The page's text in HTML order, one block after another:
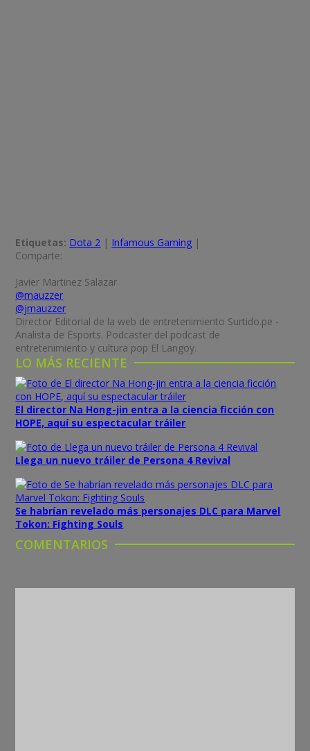
Etiquetas: Dota 2 | Infamous Gaming |
Comparte:
Javier Martinez Salazar
@mauzzer
@jmauzzer
Director Editorial de la web de entretenimiento Surtido.pe -
Analista de Esports. Podcaster del podcast de
entretenimiento y cultura pop El Langoy.
LO MÁS RECIENTE
El director Na Hong-jin entra a la ciencia ficción con
HOPE, aquí su espectacular tráiler
Llega un nuevo tráiler de Persona 4 Revival
Se habrían revelado más personajes DLC para Marvel
Tokon: Fighting Souls
COMENTARIOS